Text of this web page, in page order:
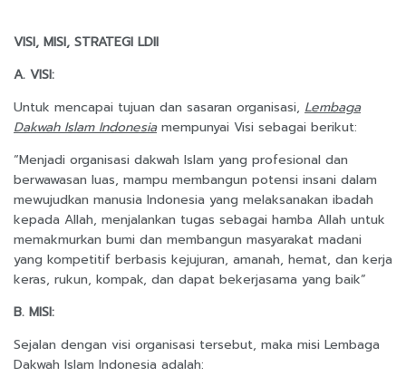
VISI, MISI, STRATEGI LDII
A. VISI:
Untuk mencapai tujuan dan sasaran organisasi, Lembaga
Dakwah Islam Indonesiamempunyai Visi sebagai berikut:
“Menjadi organisasi dakwah Islam yang profesional dan
berwawasan luas, mampu membangun potensi insani dalam
mewujudkan manusia Indonesia yang melaksanakan ibadah
kepada Allah, menjalankan tugas sebagai hamba Allah untuk
memakmurkan bumi dan membangun masyarakat madani
yang kompetitif berbasis kejujuran, amanah, hemat, dan kerja
keras, rukun, kompak, dan dapat bekerjasama yang baik”
B. MISI:
Sejalan dengan visi organisasi tersebut, maka misi Lembaga
Dakwah Islam Indonesia adalah: